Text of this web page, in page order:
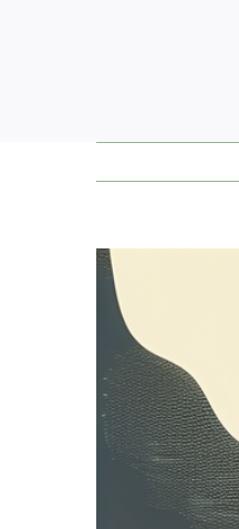
Zeige
grösseres
Bild